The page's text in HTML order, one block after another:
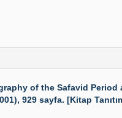
of the Safavid
929 sayfa. [Kitap